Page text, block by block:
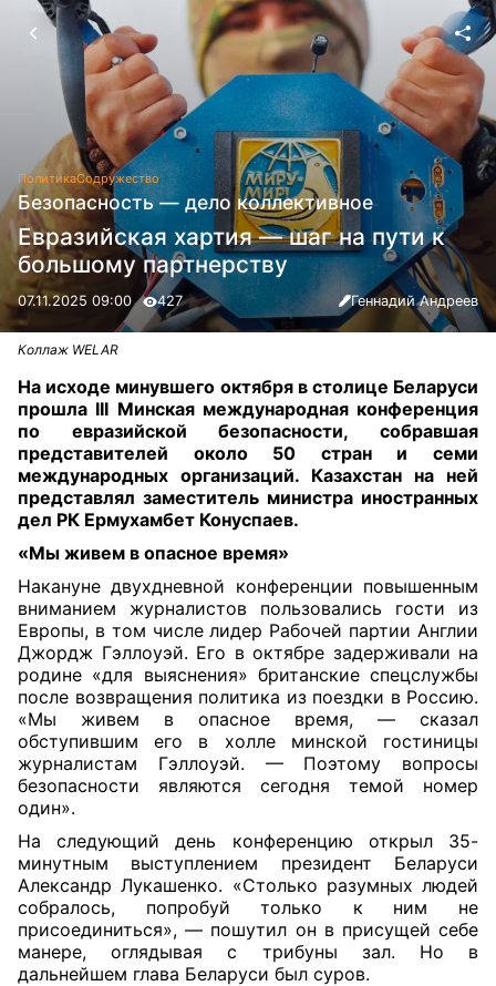
ПолитикаСодружество
Безопасность — дело коллективное
Евразийская хартия — шаг на пути к
большому партнерству
07.11.2025 09:00 427 Геннадий Андреев
Коллаж WELAR
На исходе минувшего октября в столице Беларуси
прошла III Минская международная конференция
по евразийской безопасности, собравшая
представителей около 50 стран и семи
международных организаций. Казахстан на ней
представлял заместитель министра иностранных
дел РК Ермухамбет Конуспаев.
«Мы живем в опасное время»
Накануне двухдневной конференции повышенным
вниманием журналистов пользовались гости из
Европы, в том числе лидер Рабочей партии Англии
Джордж Гэллоуэй. Его в октябре задерживали на
родине «для выяснения» британские спецслужбы
после возвращения политика из поездки в Россию.
«Мы живем в опасное время, — сказал
обступившим его в холле минской гостиницы
журналистам Гэллоуэй. — Поэтому вопросы
безопасности являются сегодня темой номер
один».
На следующий день конференцию открыл 35-
минутным выступлением президент Беларуси
Александр Лукашенко. «Столько разумных людей
собралось, попробуй только к ним не
присоединиться», — пошутил он в присущей себе
манере, оглядывая с трибуны зал. Но в
дальнейшем глава Беларуси был суров.